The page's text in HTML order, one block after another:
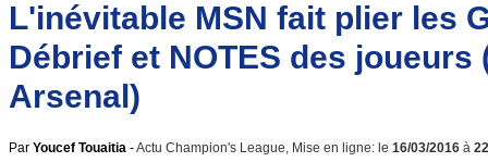
L'inévitable MSN fait plier les
Débrief et NOTES des joueurs
Arsenal)
Par Youcef Touaitia -Actu Champion's League, Mise en ligne: le 16/03/2016 à